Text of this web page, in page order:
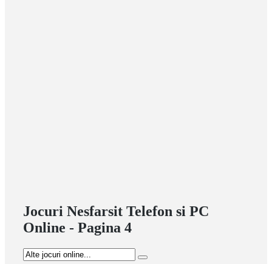
Jocuri Nesfarsit Telefon si PC
Online - Pagina 4